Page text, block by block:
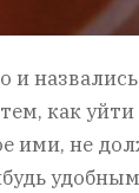
и назвались
как
ими, не